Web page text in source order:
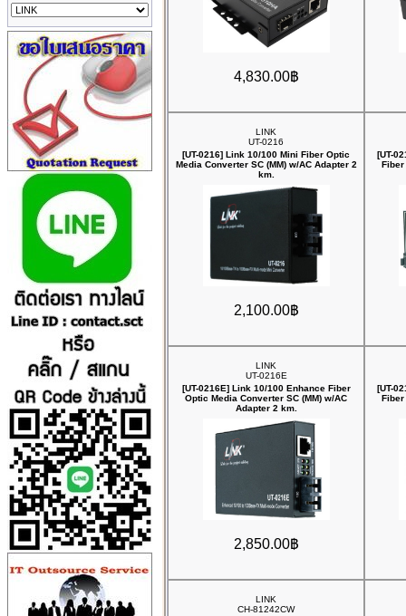
4,830.00฿
LINK
UT-0216
[UT-0216] Link 10/100 Mini Fiber Optic
Media Converter SC (MM) w/AC Adapter 2
km.
2,100.00฿
[UT-
Fiber
LINK
UT-0216E
[UT-0216E] Link 10/100 Enhance Fiber
Optic Media Converter SC (MM) w/AC
Adapter 2 km.
2,850.00฿
[UT-
Fiber
LINK
CH-81242CW